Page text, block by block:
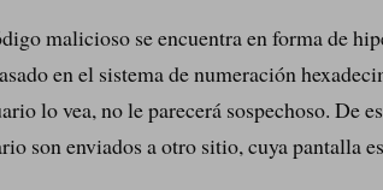
malicioso se encuentra en forma de
en el sistema de numeración
lo vea, no le parecerá sospechoso. De
son enviados a otro sitio, cuya pantalla